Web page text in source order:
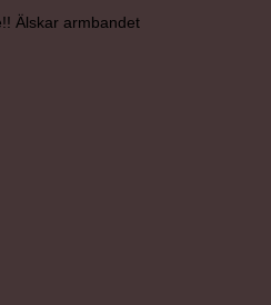
Älskar armbandet